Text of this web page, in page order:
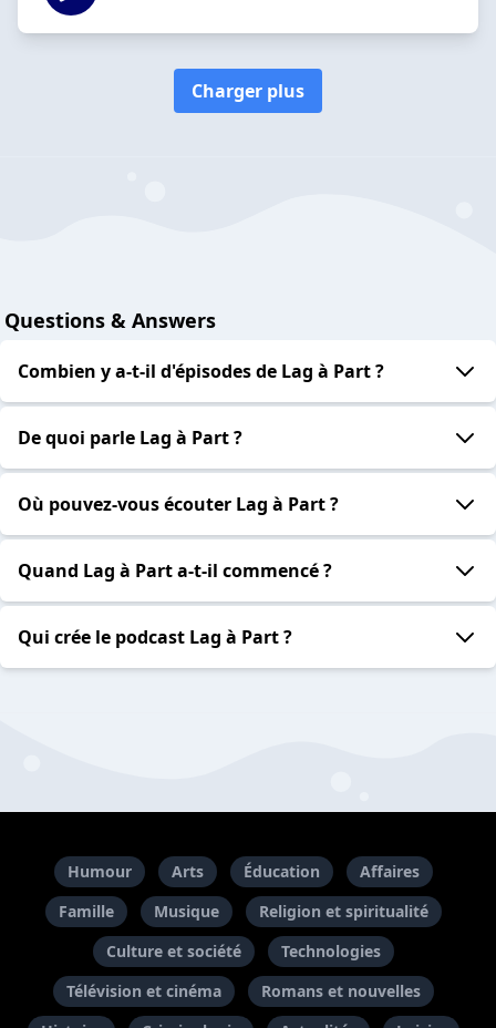
Charger plus
Questions & Answers
Combien y a-t-il d'épisodes de Lag à Part ?
De quoi parle Lag à Part ?
Où pouvez-vous écouter Lag à Part ?
Quand Lag à Part a-t-il commencé ?
Qui crée le podcast Lag à Part ?
Humour Arts Éducation
Affaires
Famille
Musique
Religion et spiritualité
Culture et société
Technologies
Télévision et cinéma
Romans et nouvelles